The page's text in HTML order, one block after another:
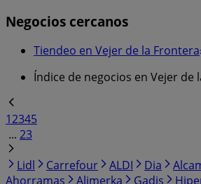
Negocios cercanos
Tiendeo en Vejer de la Frontera
Índice de negocios en Vejer de
12345
... 23
Lidl
Carrefour ALDI Dia
Ahorramas
Alimerka Gadis